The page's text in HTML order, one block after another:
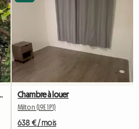
Chambre à louer
Milton (L9E 1P1)
638 € / mois